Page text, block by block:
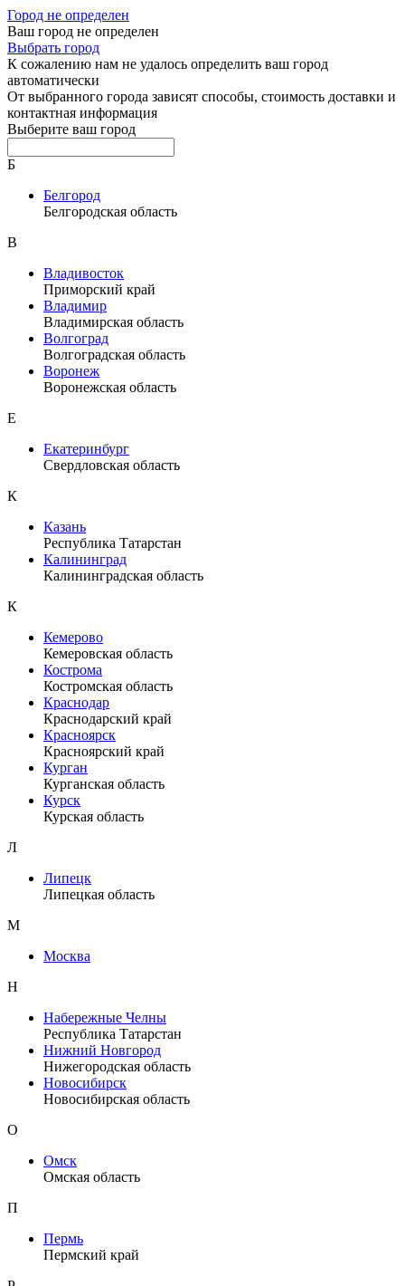
Город не определен
Ваш город не определен
Выбрать город
К сожалению нам не удалось определить ваш город
автоматически
От выбранного города зависят способы, стоимость доставки и
контактная информация
Выберите ваш город
Б
Белгород
Белгородская область
В
Владивосток
Приморский край
Владимир
Владимирская область
Волгоград
Волгоградская область
Воронеж
Воронежская область
Е
Екатеринбург
Свердловская область
К
Казань
Республика Татарстан
Калининград
Калининградская область
К
Кемерово
Кемеровская область
Кострома
Костромская область
Краснодар
Краснодарский край
Красноярск
Красноярский край
Курган
Курганская область
Курск
Курская область
Л
Липецк
Липецкая область
М
Москва
Н
Набережные Челны
Республика Татарстан
Нижний Новгород
Нижегородская область
Новосибирск
Новосибирская область
О
Омск
Омская область
П
Пермь
Пермский край